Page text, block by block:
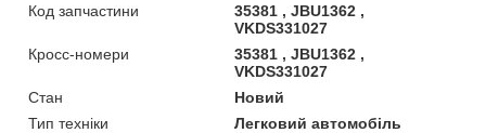
Код запчастини
35381 , JBU1362 ,
VKDS331027
Кросс-номери
35381 , JBU1362 ,
VKDS331027
Стан
Новий
Тип техніки
Легковий автомобіль